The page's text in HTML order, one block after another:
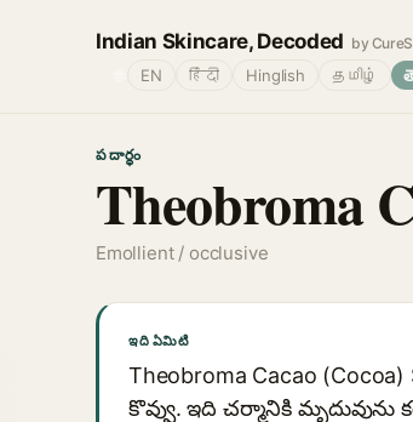
Indian Skincare, Decoded by
EN हिंदी Hinglish தமிழ்
పదార్థం
Theobroma
Emollient / occlusive
ఇది ఏమిటి
Theobroma Cacao
కొవ్వు. ఇది చర్మానికి మృదువును